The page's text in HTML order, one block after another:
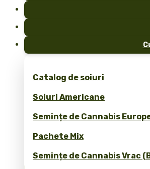
Catalog de soiuri
Soiuri Americane
Semințe de Cannabis
Pachete Mix
Semințe de Cannabis Vrac